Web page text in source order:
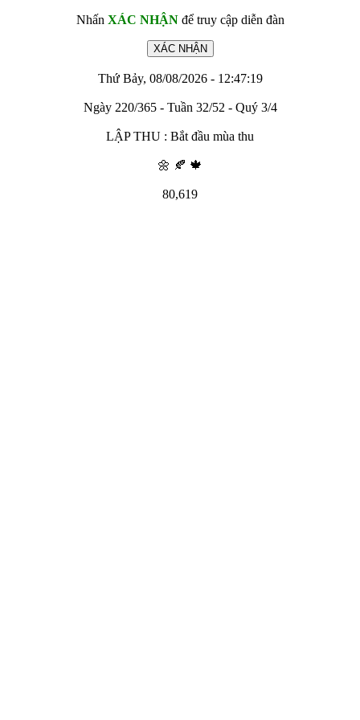
Nhấn XÁC NHẬNđể truy cập diễn đàn
Thứ Bảy, 08/08/2026 - 12:47:19
Ngày 220/365 - Tuần 32/52 - Quý 3/4
LẬP THU : Bắt đầu mùa thu
🌼 🍂 🍁
80,619